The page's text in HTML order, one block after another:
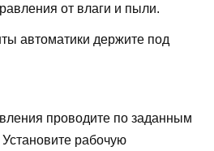
от влаги и пыли.
автоматики держите под
проводите по заданным
рабочую